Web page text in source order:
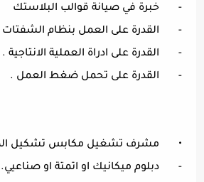
-
خبرة في صيانة قوالب البلاستك
-
القدرة على العمل بنظام الشفتات
-
القدرة على ادراة العملية الانتاجية .
-
القدرة على تحمل ضغط العمل .
•
مشرف تشغيل مكابس تشكيل
-
دبلوم ميكانيك او اتمتة او صناعيي.